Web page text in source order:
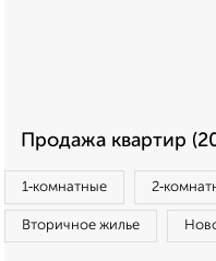
Продажа квартир
1‑комнатные
Вторичное жилье